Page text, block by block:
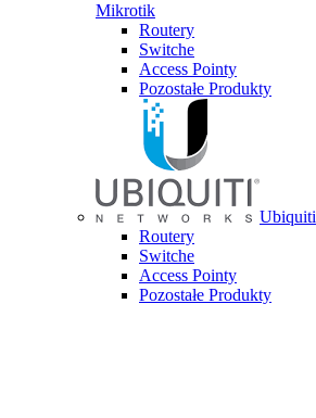
Mikrotik
Routery
Switche
Access Pointy
Pozostałe Produkty
Ubiquiti
Routery
Switche
Access Pointy
Pozostałe Produkty